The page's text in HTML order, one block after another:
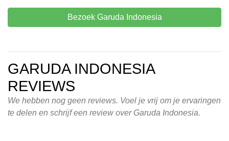
Bezoek Garuda Indonesia
GARUDA INDONESIA
REVIEWS
We hebben nog geen reviews. Voel je vrij om je ervaringen
te delen en schrijf een review over Garuda Indonesia.